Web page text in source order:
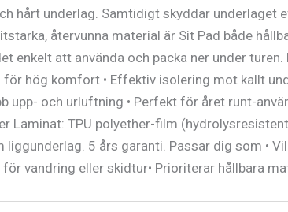
hårt underlag. Samtidigt skyddar underlaget
återvunna material är Sit Pad både
enkelt att använda och packa ner under turen.
hög komfort • Effektiv isolering mot kallt
upp- och urluftning • Perfekt för året runt-
Laminat: TPU polyether-film
5 års garanti. Passar dig som •
vandring eller skidtur• Prioriterar hållbara